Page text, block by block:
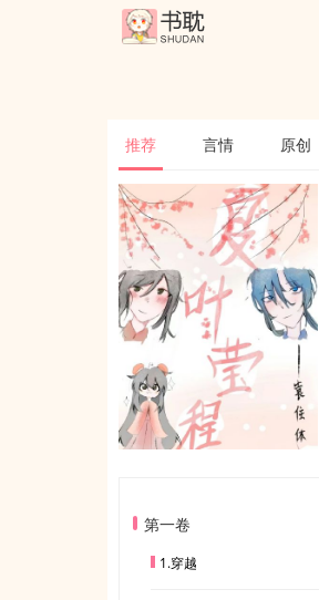
推荐 言情 原创
第一卷
1.穿越